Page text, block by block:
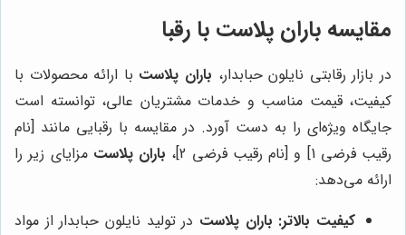
مقایسه باران پلاست با رقبا
در بازار رقابتی نایلون حبابدار، باران پلاست با ارائه محصولات با
کیفیت، قیمت مناسب و خدمات مشتریان عالی، توانسته است
جایگاه ویژه‌ای را به دست آورد. در مقایسه با رقبایی مانند [نام
رقیب فرضی 1] و [نام رقیب فرضی 2]،
باران پلاست مزایای زیر را
ارائه می‌دهد:
کیفیت بالاتر: باران پلاست در تولید نایلون حبابدار از مواد